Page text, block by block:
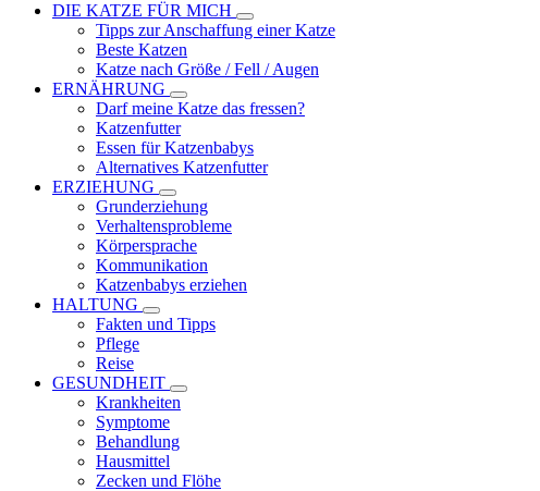
DIE KATZE FÜR MICH
Tipps zur Anschaffung einer Katze
Beste Katzen
Katze nach Größe / Fell / Augen
ERNÄHRUNG
Darf meine Katze das fressen?
Katzenfutter
Essen für Katzenbabys
Alternatives Katzenfutter
ERZIEHUNG
Grunderziehung
Verhaltensprobleme
Körpersprache
Kommunikation
Katzenbabys erziehen
HALTUNG
Fakten und Tipps
Pflege
Reise
GESUNDHEIT
Krankheiten
Symptome
Behandlung
Hausmittel
Zecken und Flöhe